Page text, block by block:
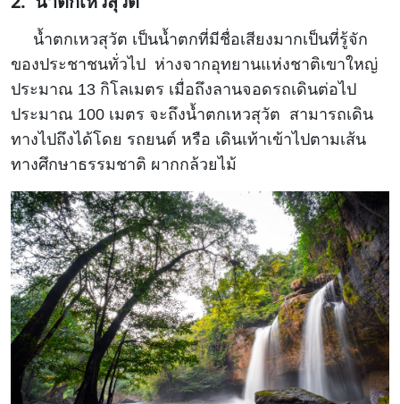
น้ำตกเหวสุวัต เป็นน้ำตกที่มีชื่อเสียงมากเป็นที่รู้จัก
ของประชาชนทั่วไป ห่างจากอุทยานแห่งชาติเขาใหญ่
ประมาณ 13 กิโลเมตร เมื่อถึงลานจอดรถเดินต่อไป
ประมาณ 100 เมตร จะถึงน้ำตกเหวสุวัต สามารถเดิน
ทางไปถึงได้โดย รถยนต์ หรือ เดินเท้าเข้าไปตามเส้น
ทางศึกษาธรรมชาติ ผากกล้วยไม้